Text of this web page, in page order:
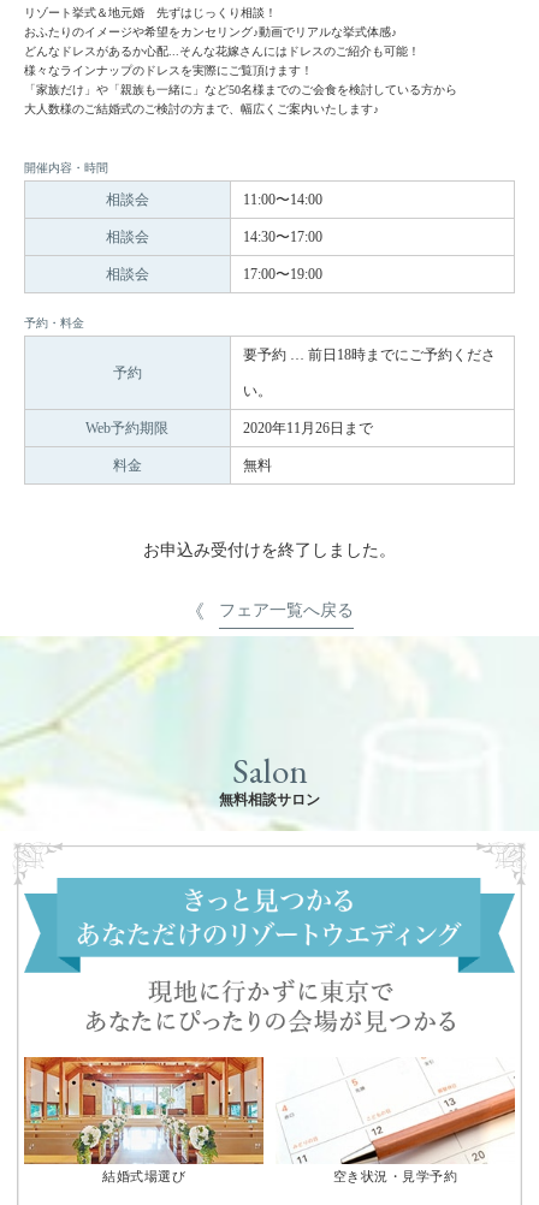
リゾート挙式＆地元婚 先ずはじっくり相談！
おふたりのイメージや希望をカンセリング♪動画でリアルな挙式体感♪
どんなドレスがあるか心配...そんな花嫁さんにはドレスのご紹介も可能！
様々なラインナップのドレスを実際にご覧頂けます！
「家族だけ」や「親族も一緒に」など50名様までのご会食を検討している方から
大人数様のご結婚式のご検討の方まで、幅広くご案内いたします♪
開催内容・時間
相談会 11:00〜14:00
相談会 14:30〜17:00
相談会 17:00〜19:00
予約・料金
予約
要予約 … 前日18時までにご予約くださ
い。
Web予約期限 2020年11月26日まで
料金 無料
お申込み受付けを終了しました。
フェア一覧へ戻る
Salon
無料相談サロン
結婚式場選び 空き状況・見学予約